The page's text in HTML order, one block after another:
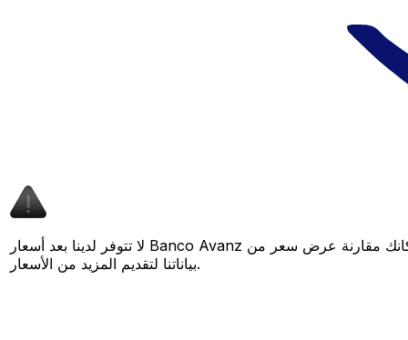
لا تتوفر لدينا بعد أسعار Banco Avanz لهذا الزوج من العملات، لكن لا يزال بإمكانك مقارنة عرض سعر من Banco Avanz بسعر Xe المباشر لمعرفة التوفير المحتمل. عد لاحقًا، فنحن نعمل باستمرار على توسيع
بياناتنا لتقديم المزيد من الأسعار.